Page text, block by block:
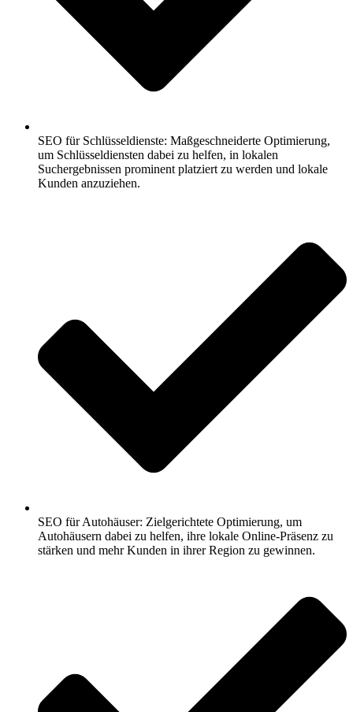
SEO für Schlüsseldienste: Maßgeschneiderte Optimierung,
um Schlüsseldiensten dabei zu helfen, in lokalen
Suchergebnissen prominent platziert zu werden und lokale
Kunden anzuziehen.
SEO für Autohäuser: Zielgerichtete Optimierung, um
Autohäusern dabei zu helfen, ihre lokale Online-Präsenz zu
stärken und mehr Kunden in ihrer Region zu gewinnen.